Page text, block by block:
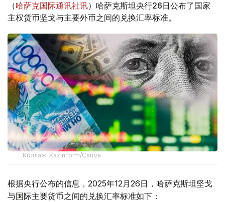
（哈萨克国际通讯社讯）哈萨克斯坦央行26日公布了国家
主权货币坚戈与主要外币之间的兑换汇率标准。
Коллаж: Kazinform/Canva
根据央行公布的信息，2025年12月26日，哈萨克斯坦坚戈
与国际主要货币之间的兑换汇率标准如下：